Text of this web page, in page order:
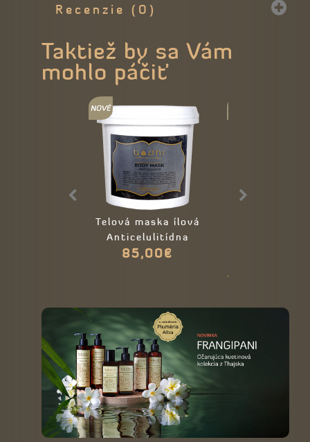
Recenzie (0)
Taktiež by sa Vám
mohlo páčiť
Telová maska ílová
Anticelulitídna
85,00€